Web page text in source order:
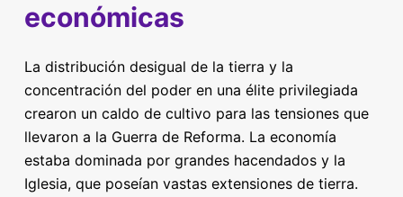
económicas
La distribución desigual de la tierra y la
concentración del poder en una élite privilegiada
crearon un caldo de cultivo para las tensiones que
llevaron a la Guerra de Reforma. La economía
estaba dominada por grandes hacendados y la
Iglesia, que poseían vastas extensiones de tierra.